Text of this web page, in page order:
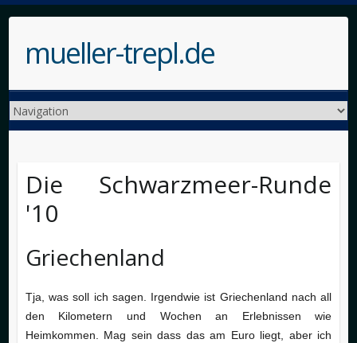
mueller-trepl.de
Die Schwarzmeer-Runde
'10
Griechenland
Tja, was soll ich sagen. Irgendwie ist Griechenland nach all
den Kilometern und Wochen an Erlebnissen wie
Heimkommen. Mag sein dass das am Euro liegt, aber ich